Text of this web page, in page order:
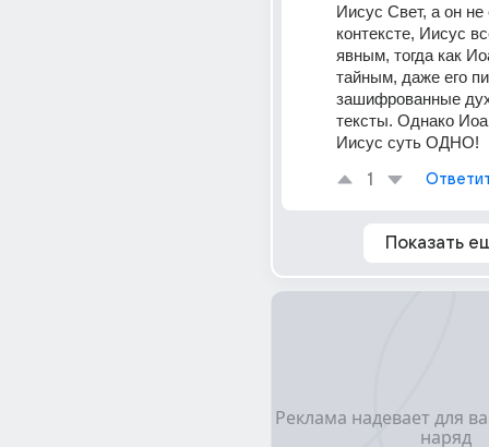
Иисус Свет, а он не
контексте, Иисус
явным, тогда как
тайным, даже его
зашифрованные
тексты. Однако
Иисус суть ОДНО!
1
Показать